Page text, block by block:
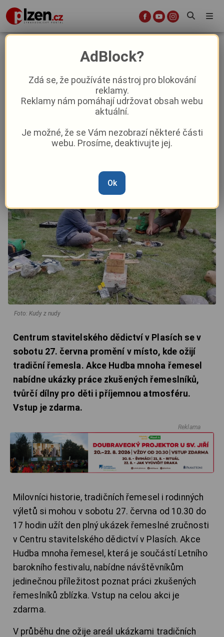
Tesaři, kováři i tvůrčí dílny pro děti.
Hudba mnoha řemesel zve do Plas
Z kraje
18:37
Článek si můžete poslechnout v audio podobě
Foto: Kudy z nudy
Centrum stavitelského dědictví v Plasích se v
sobotu 27. června promění v místo, kde ožijí
tradiční řemesla. Akce Hudba mnoha řemesel
nabídne ukázky práce zkušených řemeslníků,
tvůrčí dílny pro děti i příjemnou atmosféru.
Vstup je zdarma.
Reklama
Milovníci historie, tradičních řemesel i rodinných
výletů si mohou v sobotu 27. června od 10.30 do
17 hodin užít den plný ukázek řemeslné zručnosti
v Centru stavitelského dědictví v Plasích. Akce
Hudba mnoha řemesel, která je součástí Letního
barokního festivalu, nabídne návštěvníkům
jedinečnou příležitost poznat práci zkušených
řemeslníků zblízka. Vstup na celou akci je
zdarma.
V průběhu dne ožije areál ukázkami tradičních
AdBlock?
Zdá se, že používáte nástroj pro blokování
reklamy.
Reklamy nám pomáhají udržovat obsah webu
aktuální.
Je možné, že se Vám nezobrazí některé části
webu. Prosíme, deaktivujte jej.
Ok